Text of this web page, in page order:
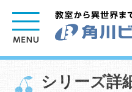
シリーズ詳